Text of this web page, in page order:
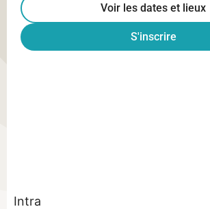
Voir les dates et lieux
S'inscrire
Intra